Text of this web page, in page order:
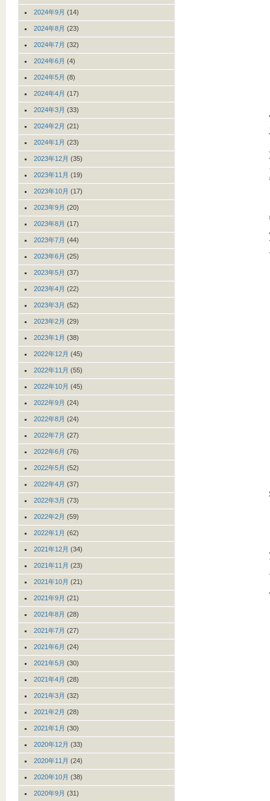
2024年9月 (14)
2024年8月 (23)
2024年7月 (32)
2024年6月 (4)
2024年5月 (8)
2024年4月 (17)
2024年3月 (33)
2024年2月 (21)
2024年1月 (23)
2023年12月 (35)
2023年11月 (19)
2023年10月 (17)
2023年9月 (20)
2023年8月 (17)
2023年7月 (44)
2023年6月 (25)
2023年5月 (37)
2023年4月 (22)
2023年3月 (52)
2023年2月 (29)
2023年1月 (38)
2022年12月 (45)
2022年11月 (55)
2022年10月 (45)
2022年9月 (24)
2022年8月 (24)
2022年7月 (27)
2022年6月 (76)
2022年5月 (52)
2022年4月 (37)
2022年3月 (73)
2022年2月 (59)
2022年1月 (62)
2021年12月 (34)
2021年11月 (23)
2021年10月 (21)
2021年9月 (21)
2021年8月 (28)
2021年7月 (27)
2021年6月 (24)
2021年5月 (30)
2021年4月 (28)
2021年3月 (32)
2021年2月 (28)
2021年1月 (30)
2020年12月 (33)
2020年11月 (24)
2020年10月 (38)
2020年9月 (31)